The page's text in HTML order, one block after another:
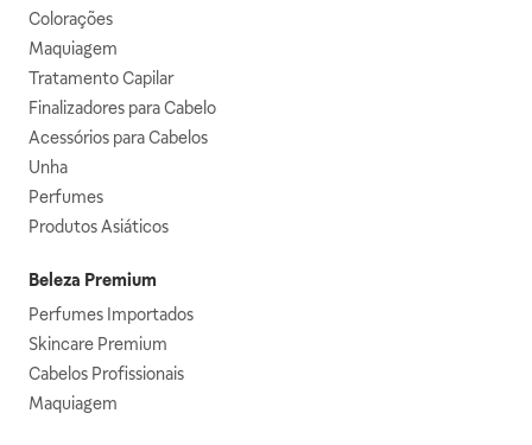
Colorações
Maquiagem
Tratamento Capilar
Finalizadores para Cabelo
Acessórios para Cabelos
Unha
Perfumes
Produtos Asiáticos
Beleza Premium
Perfumes Importados
Skincare Premium
Cabelos Profissionais
Maquiagem